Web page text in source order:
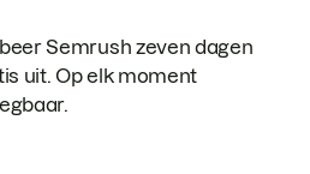
Semrush zeven dagen
uit. Op elk moment